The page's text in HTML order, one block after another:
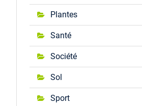
Plantes
Santé
Société
Sol
Sport